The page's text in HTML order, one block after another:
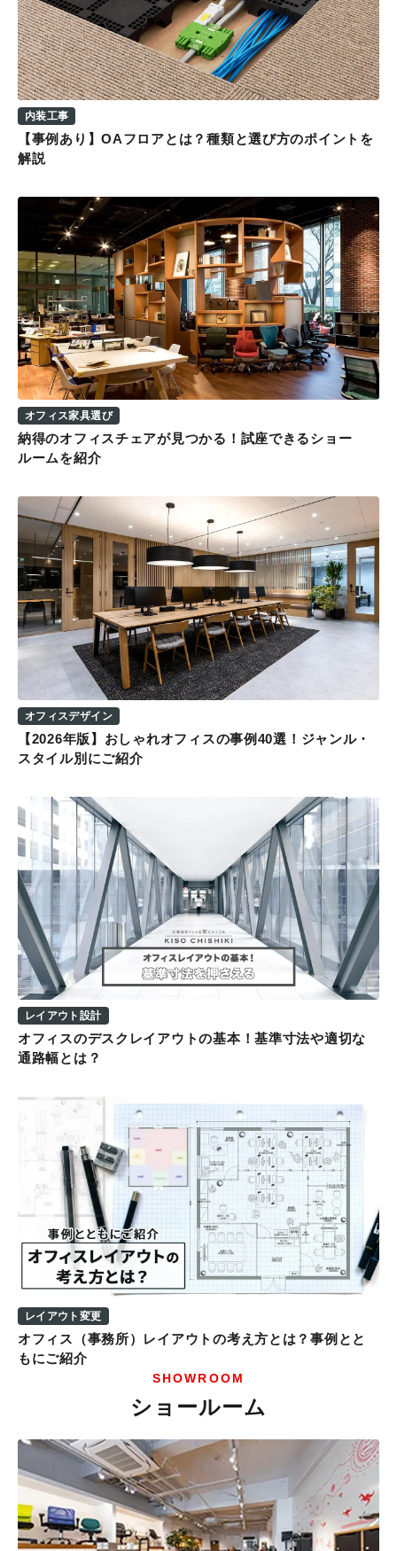
内装工事
【事例あり】OAフロアとは？種類と選び方のポイントを
解説
オフィス家具選び
納得のオフィスチェアが見つかる！試座できるショー
ルームを紹介
オフィスデザイン
【2026年版】おしゃれオフィスの事例40選！ジャンル・
スタイル別にご紹介
レイアウト設計
オフィスのデスクレイアウトの基本！基準寸法や適切な
通路幅とは？
レイアウト変更
オフィス（事務所）レイアウトの考え方とは？事例とと
もにご紹介
SHOWROOM
ショールーム